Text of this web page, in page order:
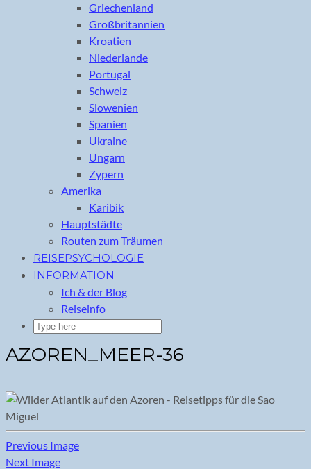
Griechenland
Großbritannien
Kroatien
Niederlande
Portugal
Schweiz
Slowenien
Spanien
Ukraine
Ungarn
Zypern
Amerika
Karibik
Hauptstädte
Routen zum Träumen
REISEPSYCHOLOGIE
INFORMATION
Ich & der Blog
Reiseinfo
AZOREN_MEER-36
Previous Image
Next Image